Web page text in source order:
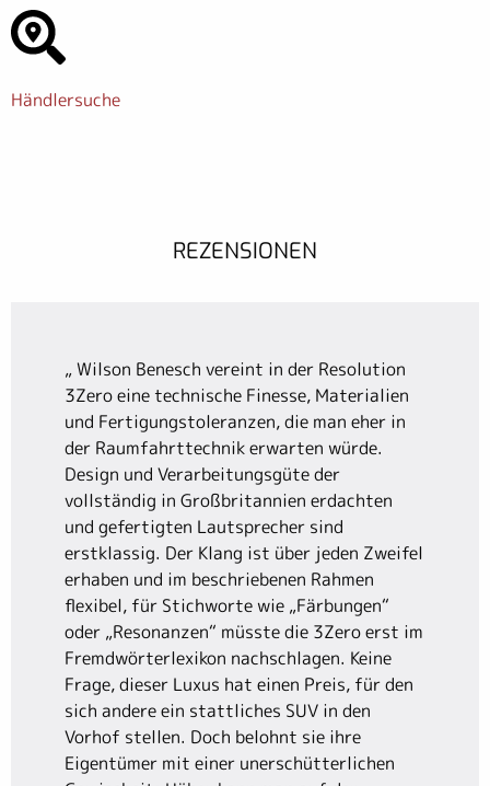
Händlersuche
REZENSIONEN
„Wilson Benesch vereint in der Resolution
3Zero eine technische Finesse, Materialien
und Fertigungstoleranzen, die man eher in
der Raumfahrttechnik erwarten würde.
Design und Verarbeitungsgüte der
vollständig in Großbritannien erdachten
und gefertigten Lautsprecher sind
erstklassig. Der Klang ist über jeden Zweifel
erhaben und im beschriebenen Rahmen
flexibel, für Stichworte wie „Färbungen“
oder „Resonanzen“ müsste die 3Zero erst im
Fremdwörterlexikon nachschlagen. Keine
Frage, dieser Luxus hat einen Preis, für den
sich andere ein stattliches SUV in den
Vorhof stellen. Doch belohnt sie ihre
Eigentümer mit einer unerschütterlichen